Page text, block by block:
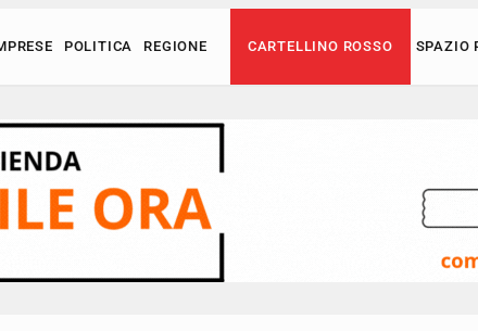
POLITICA REGIONE CARTELLINO ROSSO SPAZIO